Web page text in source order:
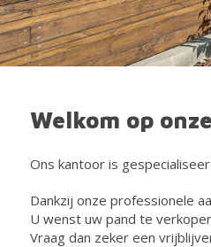
Welkom op
Ons kantoor is
Dankzij onze professionele
U wenst uw pand te
Vraag dan zeker een